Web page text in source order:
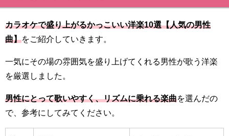
カラオケで盛り上がるかっこいい洋楽10選【人気の男性
曲】をご紹介していきます。
一気にその場の雰囲気を盛り上げてくれる男性が歌う洋楽
を厳選しました。
男性にとって歌いやすく、リズムに乗れる楽曲を選んだの
で、参考にしてみてください。